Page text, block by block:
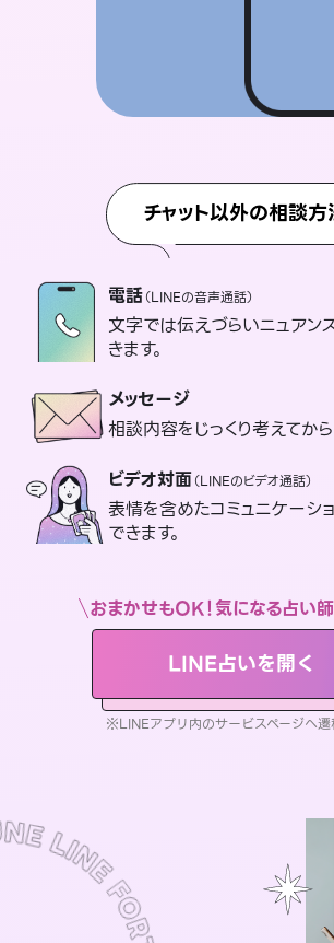
チャット以外の相談方
電話（LINEの音声通話）
文字では伝えづらいニュアン
きます。
メッセージ
相談内容をじっくり考えてか
ビデオ対面（LINEのビデオ通話）
表情を含めたコミュニケーシ
できます。
おまかせもOK！気になる占い
LINE占いを開く
※LINEアプリ内のサービスページへ遷